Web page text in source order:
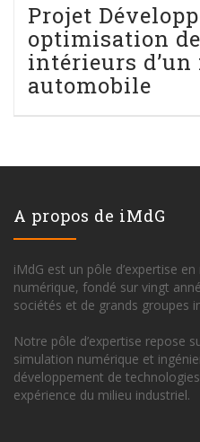
Projet
optimisation
intérieurs d’un
automobile
A propos de iMdG
iMdG est un pôle d’expertise
numérique, fondé sur vingt
sociétés et de grands groupes
Notre pôle d’expertise repose
simulation numérique et
développement de
expérience du milieu industriel.